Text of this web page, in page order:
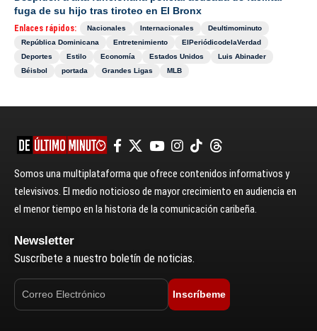
fuga de su hijo tras tiroteo en El Bronx
Enlaces rápidos: Nacionales Internacionales
Deultimominuto
República Dominicana
Entretenimiento
ElPeriódicodelaVerdad
Deportes
Estilo Economía Estados Unidos
Luis Abinader
Béisbol
portada Grandes Ligas MLB
Somos una multiplataforma que ofrece contenidos informativos y
televisivos. El medio noticioso de mayor crecimiento en audiencia en
el menor tiempo en la historia de la comunicación caribeña.
Newsletter
Suscríbete a nuestro boletín de noticias.
Inscríbeme